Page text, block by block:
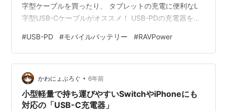
字型ケーブルを買ったり、 タブレットの充電に便利なL
字型USB-Cケーブルがオススメ！ USB-PDの充電器を買
iPhoneにも対応の「USB-C充電器」今回はUSB-PD対応
の「モバイルバッテリー」を買って来ました！ヽ( ^ω^)ﾉ
箱は「R」と書かれてて、赤かったら完全に「楽天」です
ね（笑 RAVPower モバイルバッテリー 10000mAh PD対
応 29W…
#USB-PD #モバイルバッテリー #RAVPower
かわにょぶろぐ • 6年前
小型軽量で持ち運びやすいSwitchやiPhoneにも
対応の「USB-C充電器」